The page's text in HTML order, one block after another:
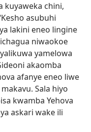
kuyaweka chini,
asubuhi
lakini eneo lingine
niwaokoe
yamelowa
akaomba
afanye eneo liwe
Sala hiyo
kwamba Yehova
askari wake ili